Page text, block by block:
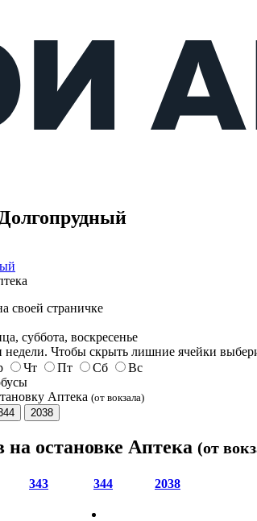
своей страничке
суббота, воскресенье
недели. Чтобы скрыть лишние ячейки
Чт Пт Сб
Вс
Аптека (от вокзала)
2038
на остановке Аптека (от
343 344 2038